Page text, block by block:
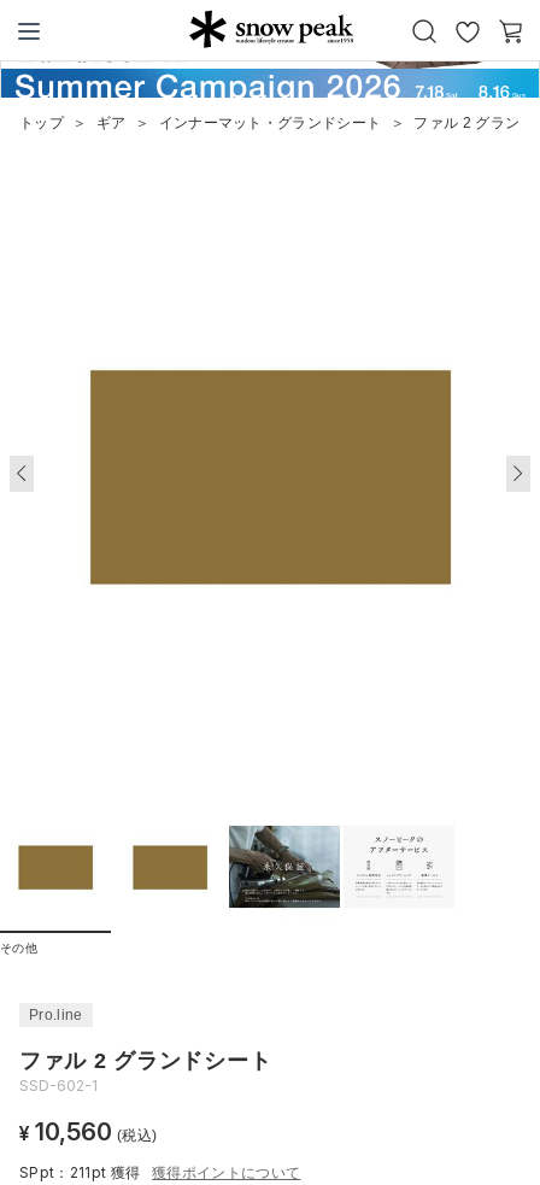
Snow Peak
お
カ
ー
トップ ＞ ギア ＞ インナーマット・グランドシート ＞ ファル 2 グランド
その他
Pro.line
ファル 2 グランドシート
SSD-602-1
¥ 10,560 (税込)
SPpt：211pt 獲得 獲得ポイントについて